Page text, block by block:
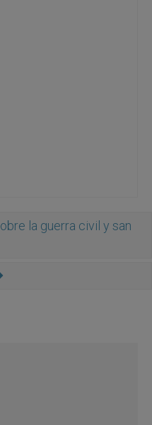
la guerra civil y san